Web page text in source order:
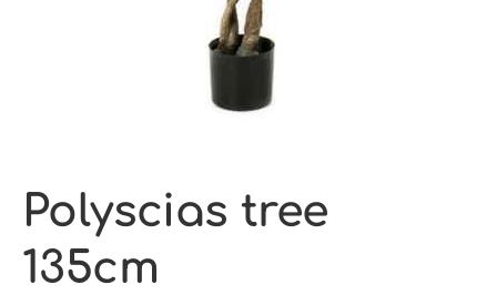
Polyscias tree
135cm